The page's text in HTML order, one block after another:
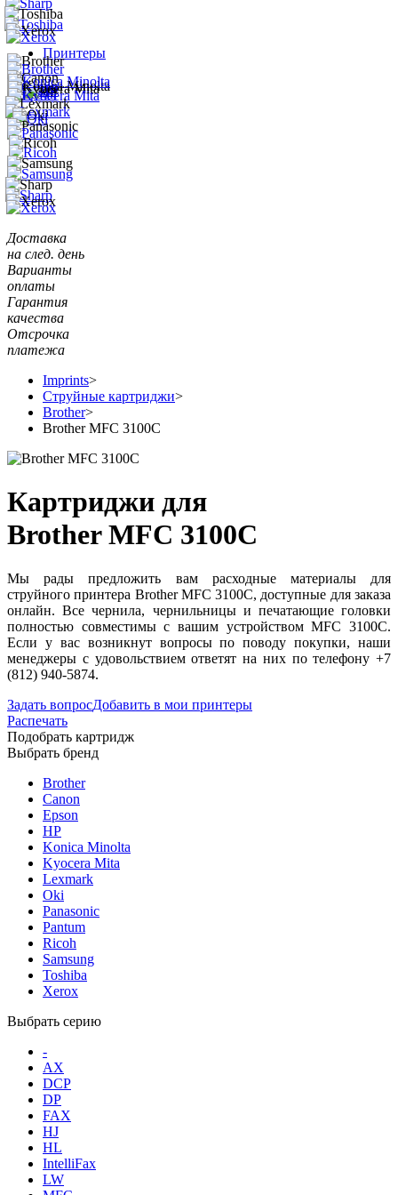
Принтеры
Доставка
на след. день
Варианты
оплаты
Гарантия
качества
Отсрочка
платежа
Imprints>
Струйные картриджи>
Brother>
Brother MFC 3100C
Картриджи для
Brother MFC 3100C
Мы рады предложить вам расходные материалы для
струйного принтера Brother MFC 3100C, доступные для заказа
онлайн. Все чернила, чернильницы и печатающие головки
полностью совместимы с вашим устройством MFC 3100C.
Если у вас возникнут вопросы по поводу покупки, наши
менеджеры с удовольствием ответят на них по телефону +7
(812) 940-5874.
Задать вопросДобавить в мои принтеры
Распечать
Подобрать картридж
Выбрать бренд
Brother
Canon
Epson
HP
Konica Minolta
Kyocera Mita
Lexmark
Oki
Panasonic
Pantum
Ricoh
Samsung
Toshiba
Xerox
Выбрать серию
-
AX
DCP
DP
FAX
HJ
HL
IntelliFax
LW